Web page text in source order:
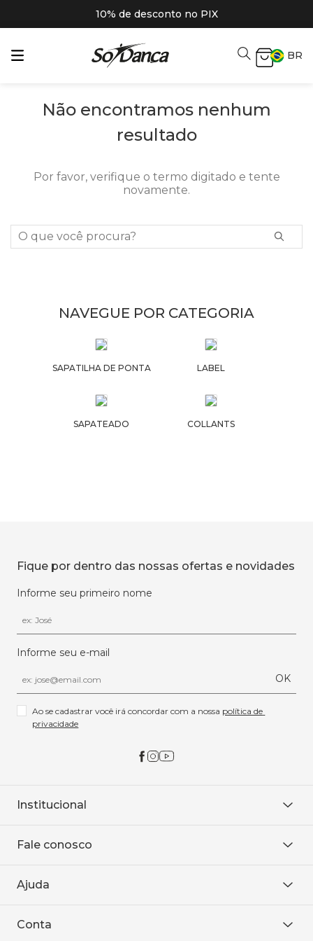
10% de desconto no PIX
BR
Não encontramos nenhum
resultado
Por favor, verifique o termo digitado e tente
novamente.
O que você procura?
NAVEGUE POR CATEGORIA
SAPATILHA DE PONTA LABEL
SAPATEADO COLLANTS
Fique por dentro das nossas ofertas e novidades
Informe seu primeiro nome
Informe seu e-mail
OK
Ao se cadastrar você irá concordar com a nossa política de
privacidade
Institucional
Onde encontrar
Baixe o APP
Fale conosco
WhatsApp
Ajuda
Política de entrega
Conta